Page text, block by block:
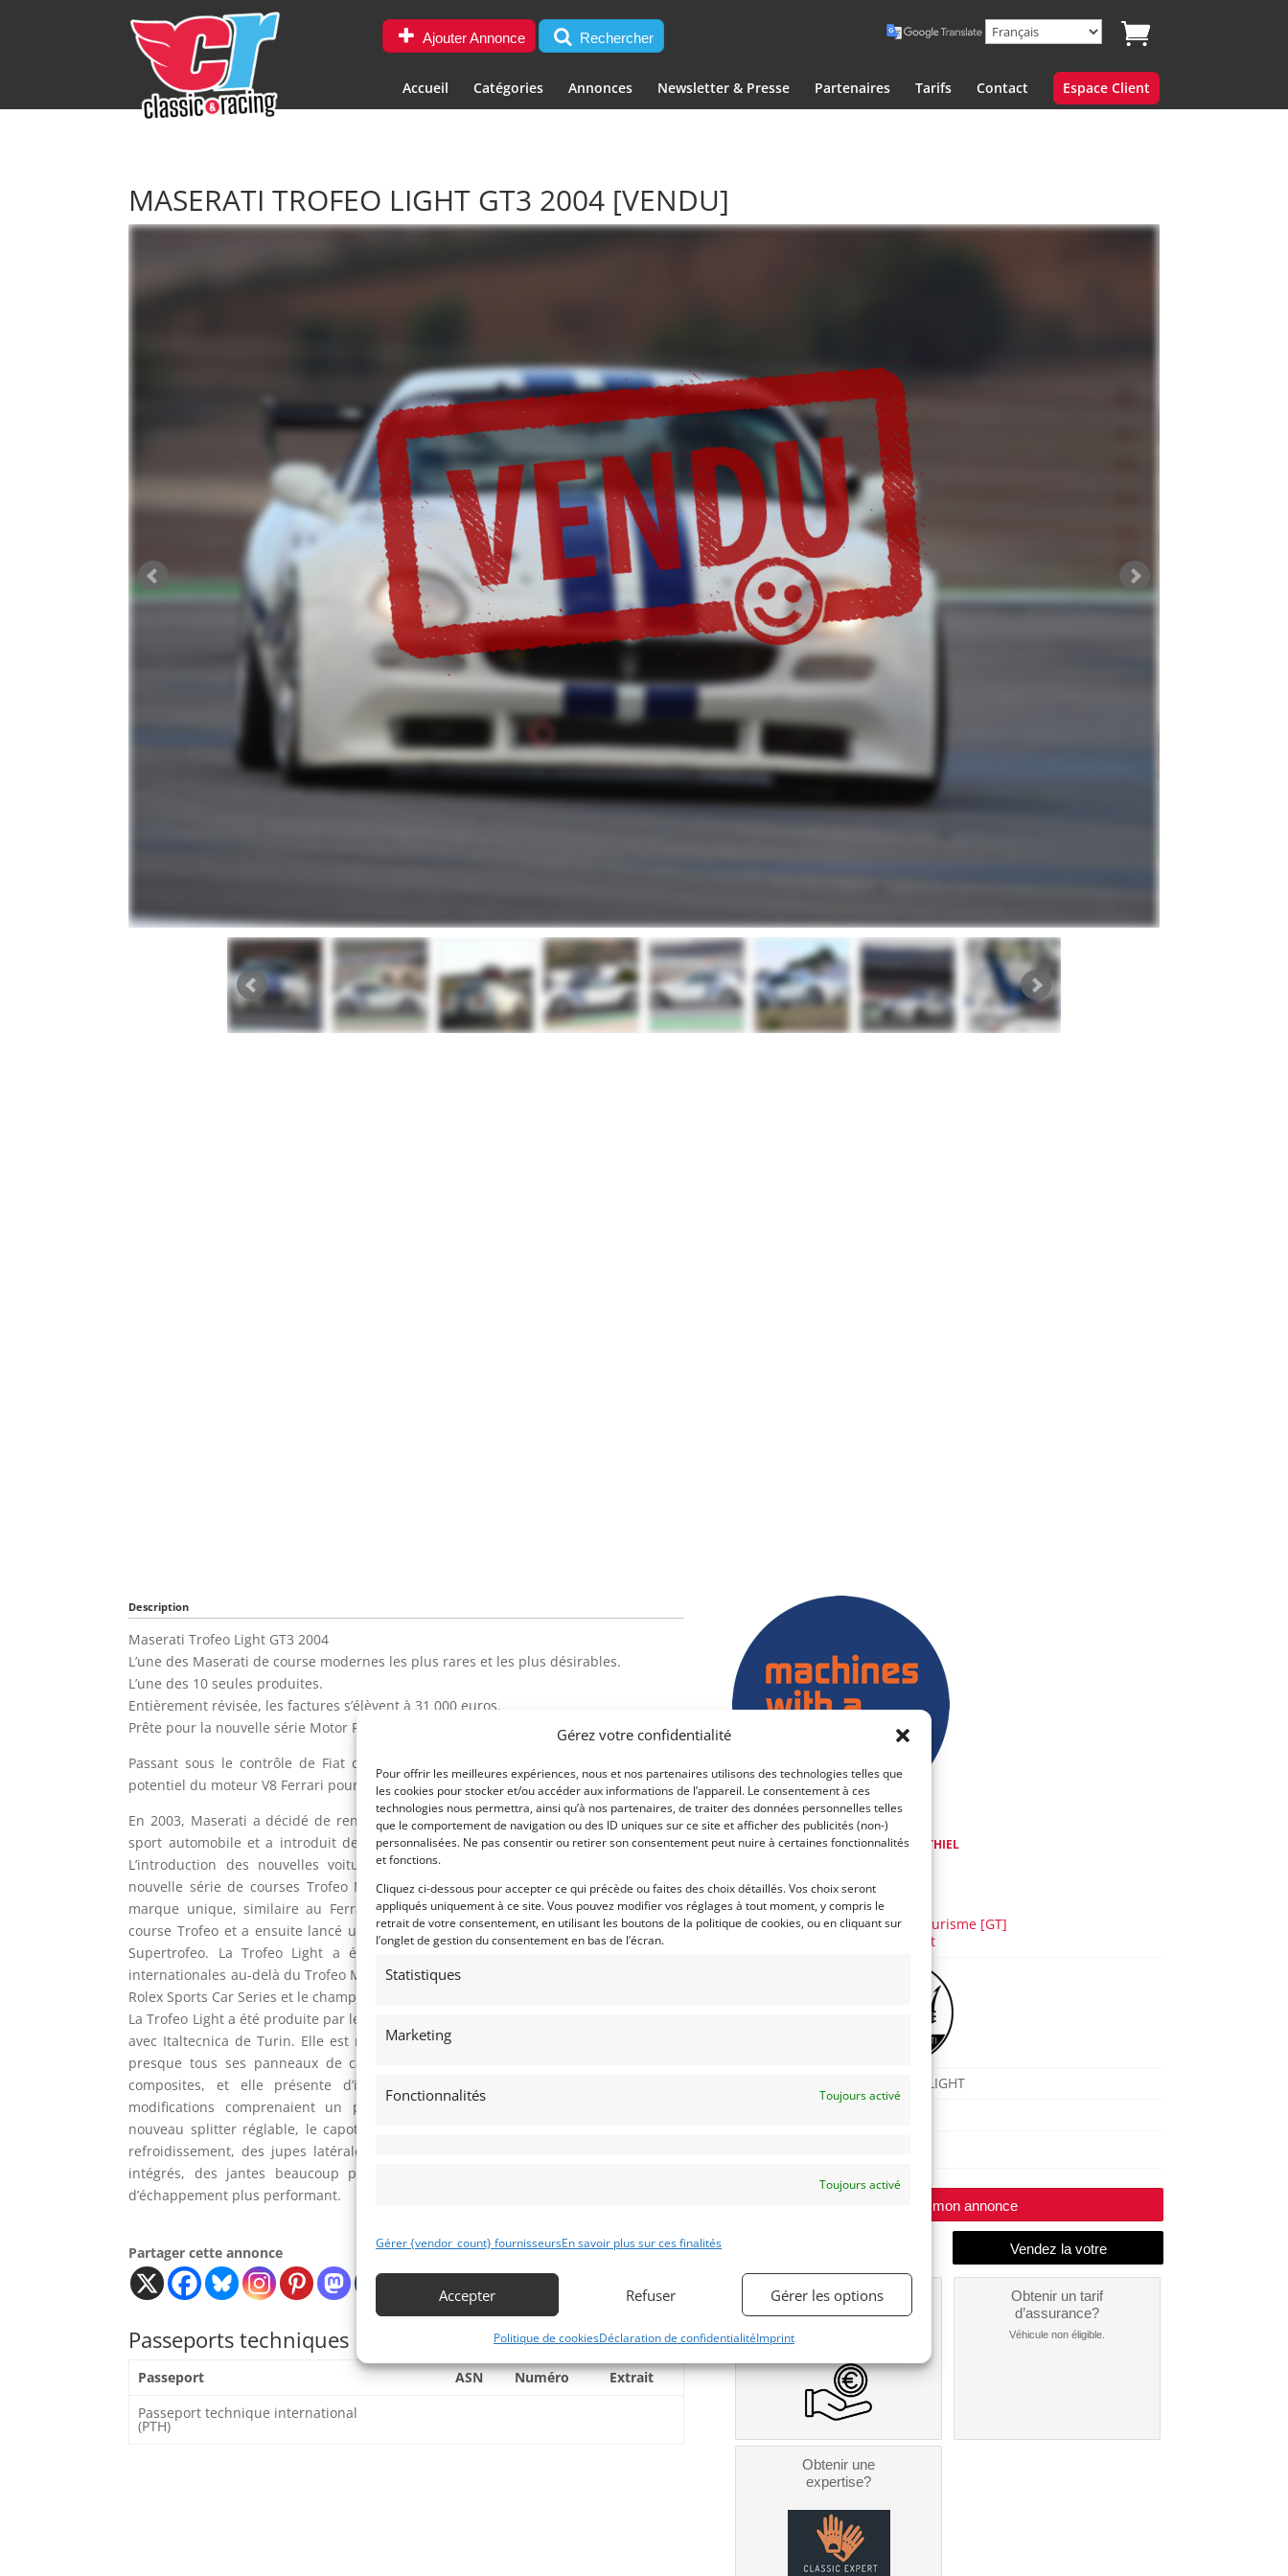
Gérez votre confidentialité
Pour offrir les meilleures expériences, nous et nos partenaires utilisons des technologies telles que
les cookies pour stocker et/ou accéder aux informations de l’appareil. Le consentement à ces
technologies nous permettra, ainsi qu’à nos partenaires, de traiter des données personnelles telles
que le comportement de navigation ou des ID uniques sur ce site et afficher des publicités (non-)
personnalisées. Ne pas consentir ou retirer son consentement peut nuire à certaines fonctionnalités
et fonctions.
Cliquez ci-dessous pour accepter ce qui précède ou faites des choix détaillés. Vos choix seront
appliqués uniquement à ce site. Vous pouvez modifier vos réglages à tout moment, y compris le
retrait de votre consentement, en utilisant les boutons de la politique de cookies, ou en cliquant sur
l’onglet de gestion du consentement en bas de l’écran.
Statistiques
Marketing
Fonctionnalités Toujours activé
Toujours activé
Gérer {vendor_count} fournisseursEn savoir plus sur ces finalités
Accepter Refuser Gérer les options
Politique de cookiesDéclaration de confidentialitéImprint
Ajouter Annonce Rechercher
Accueil Catégories Annonces Newsletter & Presse Partenaires Tarifs Contact Espace Client
MASERATI TROFEO LIGHT GT3 2004 [VENDU]
Description
Maserati Trofeo Light GT3 2004
L’une des Maserati de course modernes les plus rares et les plus désirables.
L’une des 10 seules produites.
Entièrement révisée, les factures s’élèvent à 31 000 euros.
Prête pour la nouvelle série Motor Racing Legends GT3
Passant sous le contrôle de Fiat dans les années 90, Maserati a pu bénéficier du
potentiel du moteur V8 Ferrari pour le lancement de sa nouvelle 4200GT Coupé.
En 2003, Maserati a décidé de renouer avec sa longue histoire dans le domaine du
sport automobile et a introduit des versions de course du coupé à partir de 2003.
L’introduction des nouvelles voitures de course Coupé a donné naissance à la
nouvelle série de courses Trofeo Maserati, un championnat de sport automobile à
marque unique, similaire au Ferrari Challenge. Maserati a présenté la voiture de
course Trofeo et a ensuite lancé une version plus hardcore appelée Trofeo Light ou
Supertrofeo. La Trofeo Light a été développée pour d’autres séries de courses
internationales au-delà du Trofeo Maserati, notamment le championnat GT italien, les
Rolex Sports Car Series et le championnat européen FIA GT3.
La Trofeo Light a été produite par le département course de Maserati en collaboration
avec Italtecnica de Turin. Elle est nettement plus légère que la Trofeo normale, car
presque tous ses panneaux de carrosserie ont été remplacés par des matériaux
composites, et elle présente d’importantes modifications aérodynamiques. Les
modifications comprenaient un pare-chocs avant plus aérodynamique avec un
nouveau splitter réglable, le capot du moteur a reçu des évents pour améliorer le
refroidissement, des jupes latérales plus grandes avec des tuyaux d’échappement
intégrés, des jantes beaucoup plus légères, des pneus massifs et un système
d’échappement plus performant.
Partager cette annonce
Passeports techniques
Passeport ASN Numéro
Extrait
Passeport technique international
(PTH)
Voir les 132 annonces deMike VAN THIEL
Catégorie :
AUTO
Grand Tourisme [GT]
GT Circuit
TROFEO LIGHT
Modifier mon annonce
Obtenir un
financement ?
Bientôt disponible...
Obtenir un tarif
d’assurance?
Véhicule non éligible.
Obtenir une
expertise?